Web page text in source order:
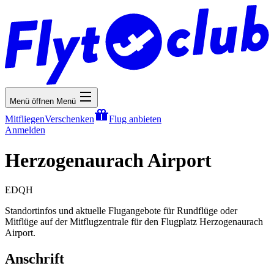
Menü öffnen Menü
MitfliegenVerschenken
Flug anbieten
Anmelden
Herzogenaurach Airport
EDQH
Standortinfos und aktuelle Flugangebote für Rundflüge oder
Mitflüge auf der Mitflugzentrale für den Flugplatz Herzogenaurach
Airport.
Anschrift